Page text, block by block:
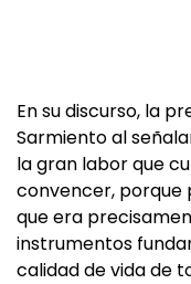
En su discurso, la
Sarmiento al
la gran labor que
convencer, porque
que era
instrumentos
calidad de vida de